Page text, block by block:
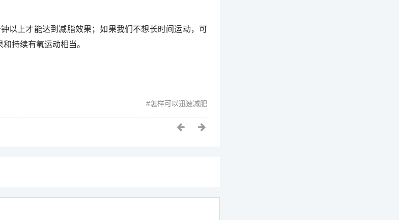
以上才能达到减脂效果；如果我们不想长时间运动，可
持续有氧运动相当。
怎样可以迅速减肥